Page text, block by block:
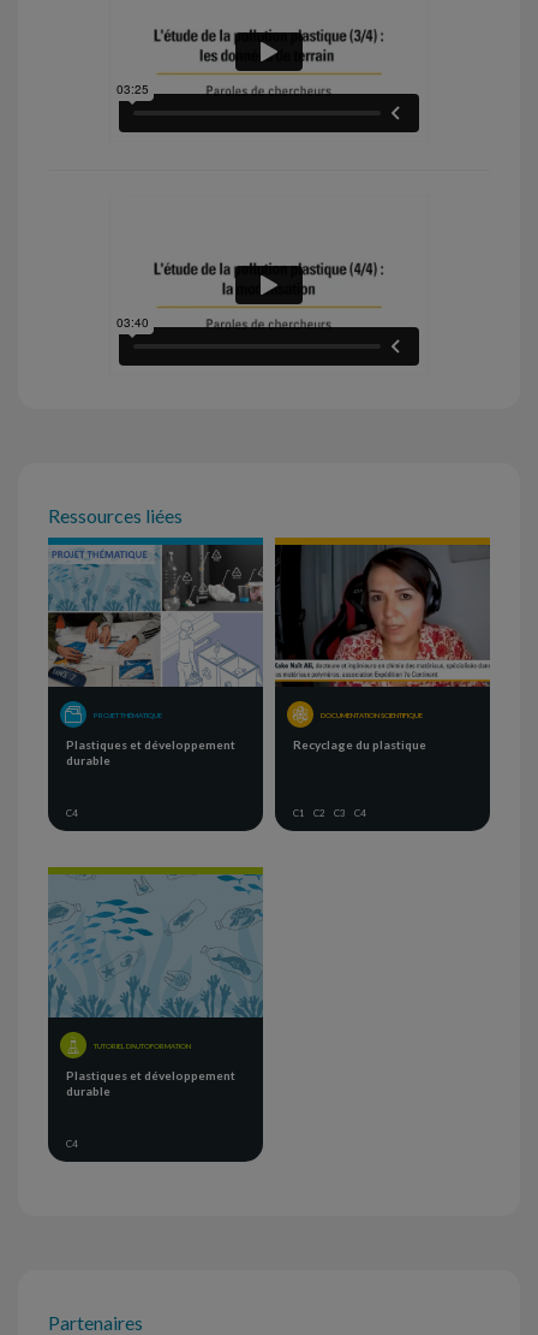
Ressources liées
PROJET THÉMATIQUE
Plastiques et développement
durable
C4
DOCUMENTATION SCIENTIFIQUE
Recyclage du plastique
C1 C2 C3 C4
TUTORIEL D'AUTOFORMATION
Plastiques et développement
durable
C4
Partenaires